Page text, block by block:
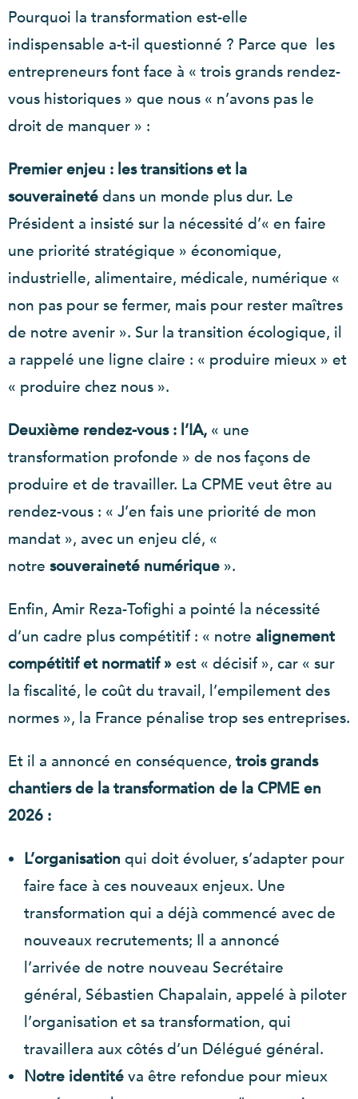
Pourquoi la transformation est-elle
indispensable a-t-il questionné ? Parce que les
entrepreneurs font face à « trois grands rendez-
vous historiques » que nous « n’avons pas le
droit de manquer » :
Premier enjeu : les transitions et la
souverainetédans un monde plus dur. Le
Président a insisté sur la nécessité d’« en faire
une priorité stratégique » économique,
industrielle, alimentaire, médicale, numérique «
non pas pour se fermer, mais pour rester maîtres
de notre avenir ». Sur la transition écologique, il
a rappelé une ligne claire : « produire mieux » et
« produire chez nous ».
Deuxième rendez-vous : l’IA, « une
transformation profonde » de nos façons de
produire et de travailler. La CPME veut être au
rendez-vous : « J’en fais une priorité de mon
mandat », avec un enjeu clé, «
notre souveraineté numérique ».
Enfin, Amir Reza-Tofighi a pointé la nécessité
d’un cadre plus compétitif : « notre alignement
compétitif et normatif »est « décisif », car « sur
la fiscalité, le coût du travail, l’empilement des
normes », la France pénalise trop ses entreprises.
Et il a annoncé en conséquence, trois grands
chantiers de la transformation de la CPME en
2026 :
L’organisation qui doit évoluer, s’adapter pour
faire face à ces nouveaux enjeux. Une
transformation qui a déjà commencé avec de
nouveaux recrutements; Il a annoncé
l’arrivée de notre nouveau Secrétaire
général, Sébastien Chapalain, appelé à piloter
l’organisation et sa transformation, qui
travaillera aux côtés d’un Délégué général.
Notre identitéva être refondue pour mieux